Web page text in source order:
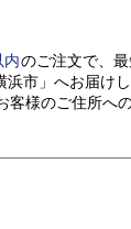
内のご注文で、最
浜市」 へお届けし
客様のご住所へ